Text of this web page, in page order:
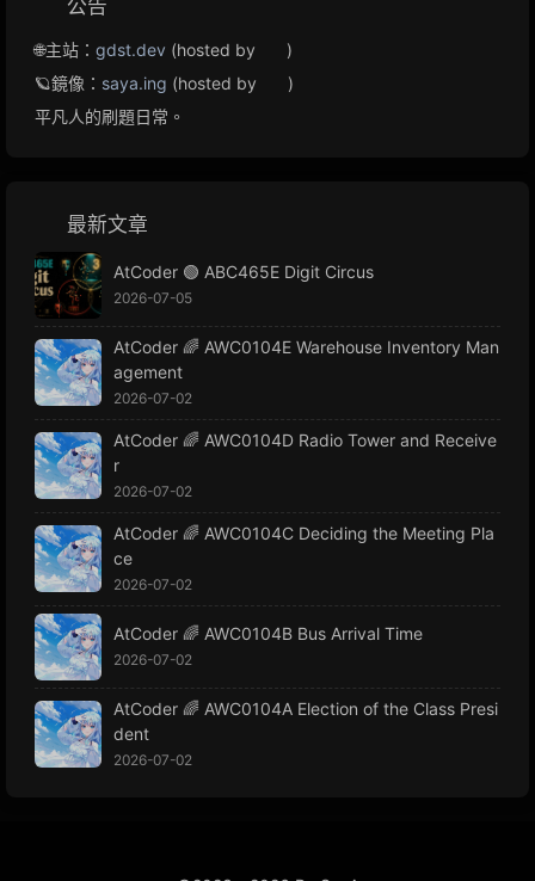
公告
🌐主站： gdst.dev (hosted by
)
🪐鏡像： saya.ing (hosted by
)
平凡人的刷題日常。
最新文章
AtCoder 🟢 ABC465E Digit Circus
2026-07-05
AtCoder 🌈 AWC0104E Warehouse Inventory Man
agement
2026-07-02
AtCoder 🌈 AWC0104D Radio Tower and Receive
r
2026-07-02
AtCoder 🌈 AWC0104C Deciding the Meeting Pla
ce
2026-07-02
AtCoder 🌈 AWC0104B Bus Arrival Time
2026-07-02
AtCoder 🌈 AWC0104A Election of the Class Presi
dent
2026-07-02